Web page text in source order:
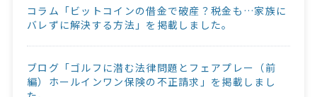
コラム「ビットコインの借金で破産？税金も…家族に
バレずに解決する方法」を掲載しました。
ブログ「ゴルフに潜む法律問題とフェアプレー（前
編）ホールインワン保険の不正請求」を掲載しまし